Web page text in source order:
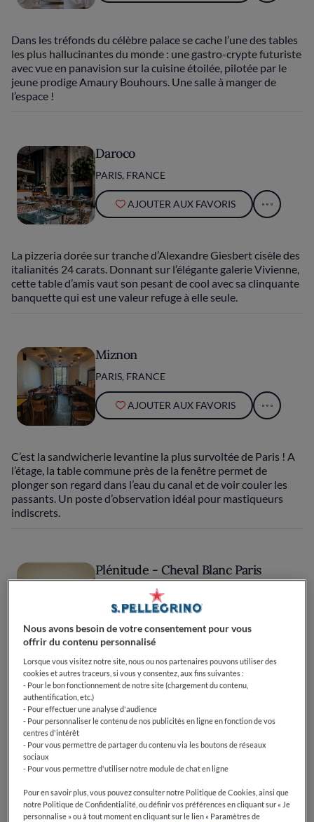
Dans les tréfonds du célèbre palace se cache l’une des tables
les plus hallucinantes du monde : une gastro-crypte futuriste
avec vue en panavision sur la cuisine étoilée, pilotée par le
jeune prodige Amaury Bouhours. Une salle à manger de
l’espace !
Daroco
PARIS, FRANCE
AJOUTER AUX FAVORIS
La pizzeria dorée sur tranche d’Alexandre Giesbert cisèle des
italianités 24 carats. Donnant sur l’élégante galerie Vivienne,
cette table d’amis vaut son pesant de cool avec sa clinquante
banquette qui est une valeur refuge à elle seule.
Miznon
PARIS, FRANCE
AJOUTER AUX FAVORIS
C’est la sandwicherie levantine la plus survoltée de Paris ! A
l’étage, la table commune près de la fenêtre permet de
plonger son regard dans l’eau du canal et de voir couler les
passants. Un poste d’observation idéal pour mastiqueurs
indiscrets.
Plénitude - Cheval Blanc Paris
PARIS, FRANCE
Avec son art consommé des sauces, Arnaud Donckele
orchestre l’un des restaurants les plus palpitants du monde.
Pour que la sensation de plénitude soit complète, installez-
vous à une table près de baie vitrée, avec vue plongeante sur
la Seine.
Pantobaguette
PARIS, FRANCE
Nous avons besoin de votre consentement pour vous
offrir du contenu personnalisé
Lorsque vous visitez notre site, nous ou nos partenaires pouvons utiliser des
cookies et autres traceurs, si vous y consentez, aux fins suivantes :
- Pour le bon fonctionnement de notre site (chargement du contenu,
authentification, etc.)
- Pour effectuer une analyse d'audience
- Pour personnaliser le contenu de nos publicités en ligne en fonction de vos
centres d'intérêt
- Pour vous permettre de partager du contenu via les boutons de réseaux
sociaux
- Pour vous permettre d'utiliser notre module de chat en ligne
Pour en savoir plus, vous pouvez consulter notre Politique de Cookies, ainsi que
notre Politique de Confidentialité, ou définir vos préférences en cliquant sur « Je
personnalise » ou à tout moment en cliquant sur le lien « Paramètres de